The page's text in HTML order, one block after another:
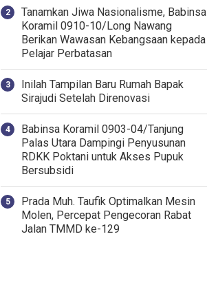
Tanamkan Jiwa Nasionalisme, Babinsa
Koramil 0910-10/Long Nawang
Berikan Wawasan Kebangsaan kepada
Pelajar Perbatasan
Inilah Tampilan Baru Rumah Bapak
Sirajudi Setelah Direnovasi
‎Babinsa Koramil 0903-04/Tanjung
Palas Utara Dampingi Penyusunan
RDKK Poktani untuk Akses Pupuk
Bersubsidi
Prada Muh. Taufik Optimalkan Mesin
Molen, Percepat Pengecoran Rabat
Jalan TMMD ke-129